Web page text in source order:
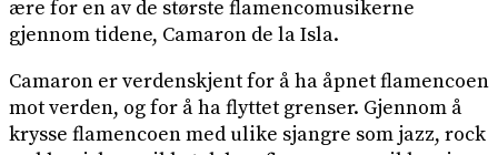
ære for en av de største flamencomusikerne
gjennom tidene, Camaron de la Isla.
Camaron er verdenskjent for å ha åpnet flamencoen
mot verden, og for å ha flyttet grenser. Gjennom å
krysse flamencoen med ulike sjangre som jazz, rock